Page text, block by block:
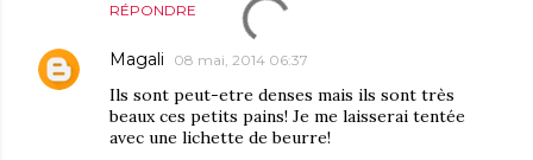
RÉPONDRE
Magali 08 mai, 2014 06:37
Ils sont peut-etre denses mais ils sont très
beaux ces petits pains! Je me laisserai tentée
avec une lichette de beurre!